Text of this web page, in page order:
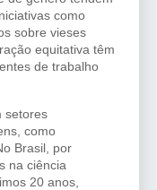
como
sobre vieses
equitativa têm
de trabalho
setores
como
Brasil, por
na ciência
20 anos,